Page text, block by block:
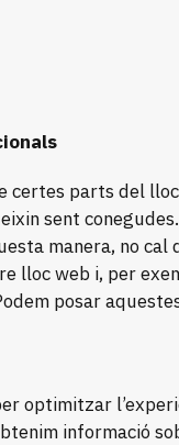
certes parts del
sent
manera, no
lloc web i, per
posar
optimitzar
informació